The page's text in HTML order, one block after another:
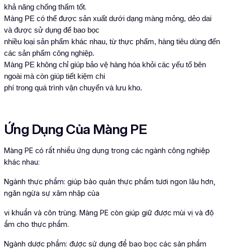
khả năng chống thấm tốt.
Màng PE có thể được sản xuất dưới dạng màng mỏng, dẻo dai
và được sử dụng để bao bọc
nhiều loại sản phẩm khác nhau, từ thực phẩm, hàng tiêu dùng đến
các sản phẩm công nghiệp.
Màng PE không chỉ giúp bảo vệ hàng hóa khỏi các yếu tố bên
ngoài mà còn giúp tiết kiệm chi
phí trong quá trình vận chuyển và lưu kho.
Ứng Dụng Của Màng PE
Màng PE có rất nhiều ứng dụng trong các ngành công nghiệp
khác nhau:
Ngành thực phẩm: giúp bảo quản thực phẩm tươi ngon lâu hơn,
ngăn ngừa sự xâm nhập của
vi khuẩn và côn trùng. Màng PE còn giúp giữ được mùi vị và độ
ẩm cho thực phẩm.
Ngành dược phẩm: được sử dụng để bao bọc các sản phẩm